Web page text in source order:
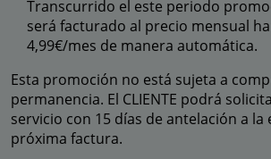
Transcurrido el este periodo
será facturado al precio mensual
4,99€/mes de manera automática.
Esta promoción no está sujeta a
permanencia. El CLIENTE podrá
servicio con 15 días de antelación a la
próxima factura.